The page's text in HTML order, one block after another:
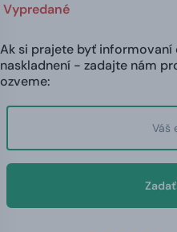
Vypredané
Ak si prajete byť
naskladnení - zadajte nám
ozveme: